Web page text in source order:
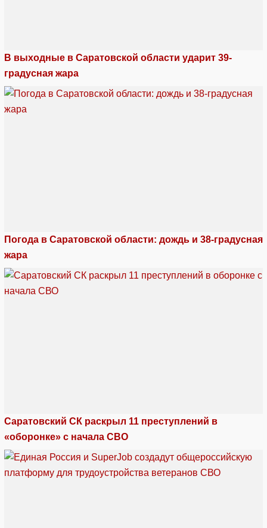
В выходные в Саратовской области ударит 39-
градусная жара
Погода в Саратовской области: дождь и 38-градусная
жара
Саратовский СК раскрыл 11 преступлений в
«оборонке» с начала СВО